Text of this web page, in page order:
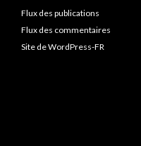
Flux des publications
Flux des commentaires
Site de WordPress-FR